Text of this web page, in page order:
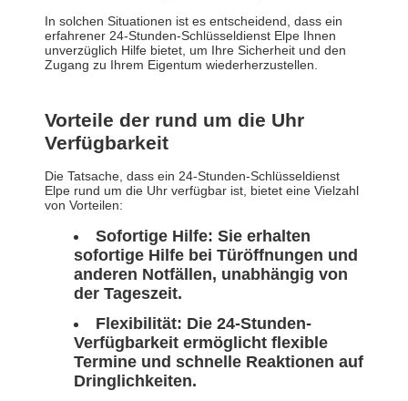
In solchen Situationen ist es entscheidend, dass ein
erfahrener 24-Stunden-Schlüsseldienst Elpe Ihnen
unverzüglich Hilfe bietet, um Ihre Sicherheit und den
Zugang zu Ihrem Eigentum wiederherzustellen.
Vorteile der rund um die Uhr
Verfügbarkeit
Die Tatsache, dass ein 24-Stunden-Schlüsseldienst
Elpe rund um die Uhr verfügbar ist, bietet eine Vielzahl
von Vorteilen:
Sofortige Hilfe: Sie erhalten
sofortige Hilfe bei Türöffnungen und
anderen Notfällen, unabhängig von
der Tageszeit.
Flexibilität: Die 24-Stunden-
Verfügbarkeit ermöglicht flexible
Termine und schnelle Reaktionen auf
Dringlichkeiten.